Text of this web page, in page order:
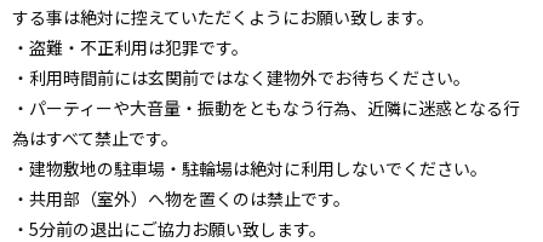
する事は絶対に控えていただくようにお願い致します。
・盗難・不正利用は犯罪です。
・利用時間前には玄関前ではなく建物外でお待ちください。
・パーティーや大音量・振動をともなう行為、近隣に迷惑となる行
為はすべて禁止です。
・建物敷地の駐車場・駐輪場は絶対に利用しないでください。
・共用部（室外）へ物を置くのは禁止です。
・5分前の退出にご協力お願い致します。